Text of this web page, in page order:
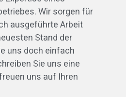
Wir sorgen für
ausgeführte Arbeit
Stand der
uns doch einfach
Sie uns eine
uns auf Ihren